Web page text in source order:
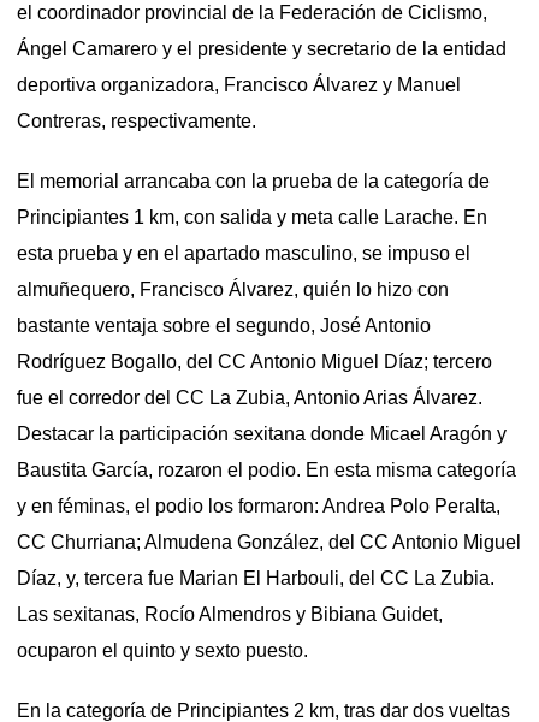
el coordinador provincial de la Federación de Ciclismo,
Ángel Camarero y el presidente y secretario de la entidad
deportiva organizadora, Francisco Álvarez y Manuel
Contreras, respectivamente.
El memorial arrancaba con la prueba de la categoría de
Principiantes 1 km, con salida y meta calle Larache. En
esta prueba y en el apartado masculino, se impuso el
almuñequero, Francisco Álvarez, quién lo hizo con
bastante ventaja sobre el segundo, José Antonio
Rodríguez Bogallo, del CC Antonio Miguel Díaz; tercero
fue el corredor del CC La Zubia, Antonio Arias Álvarez.
Destacar la participación sexitana donde Micael Aragón y
Baustita García, rozaron el podio. En esta misma categoría
y en féminas, el podio los formaron: Andrea Polo Peralta,
CC Churriana; Almudena González, del CC Antonio Miguel
Díaz, y, tercera fue Marian El Harbouli, del CC La Zubia.
Las sexitanas, Rocío Almendros y Bibiana Guidet,
ocuparon el quinto y sexto puesto.
En la categoría de Principiantes 2 km, tras dar dos vueltas